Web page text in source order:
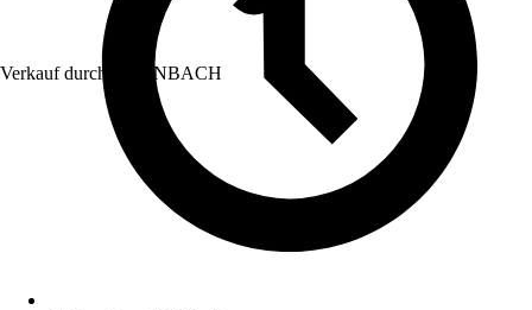
Verkauf durch: HORNBACH